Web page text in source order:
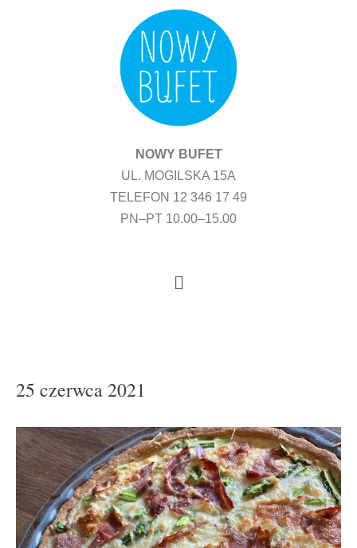
NOWY BUFET
UL. MOGILSKA 15A
TELEFON 12 346 17 49
PN–PT 10.00–15.00
Menu
25 czerwca 2021